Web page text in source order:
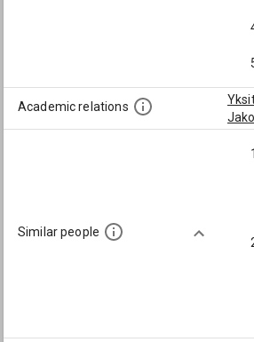
Academic relations
Similar people